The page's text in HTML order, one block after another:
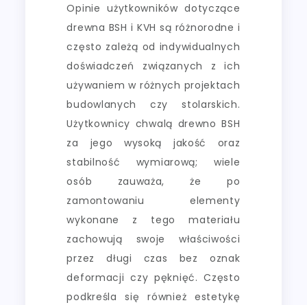
Opinie użytkowników dotyczące
drewna BSH i KVH są różnorodne i
często zależą od indywidualnych
doświadczeń związanych z ich
używaniem w różnych projektach
budowlanych czy stolarskich.
Użytkownicy chwalą drewno BSH
za jego wysoką jakość oraz
stabilność wymiarową; wiele
osób zauważa, że po
zamontowaniu elementy
wykonane z tego materiału
zachowują swoje właściwości
przez długi czas bez oznak
deformacji czy pęknięć. Często
podkreśla się również estetykę